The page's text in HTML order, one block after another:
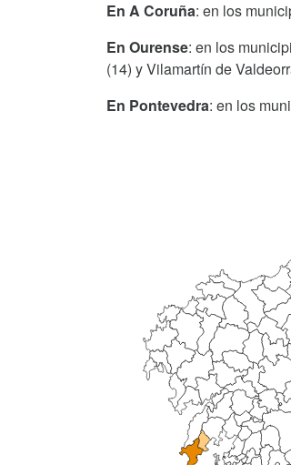
En A Coruña: en los
En Ourense: en los
(14) y Vilamartín de
En Pontevedra: en los